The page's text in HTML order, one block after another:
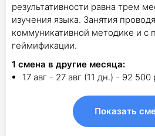
результативности равна трем
изучения языка. Занятия
коммуникативной методике и с
геймификации.
1 смена в другие месяца:
17 авг - 27 авг (11 дн.) - 92 500
Показать